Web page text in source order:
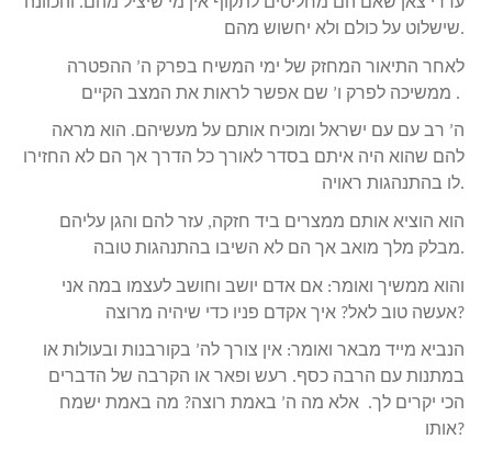
שישלוט על כולם ולא יחשוש מהם.
לאחר התיאור המחזק של ימי המשיח בפרק ה’ ההפטרה
ממשיכה לפרק ו’ שם אפשר לראות את המצב הקיים .
ה’ רב עם עם ישראל ומוכיח אותם על מעשיהם. הוא מראה
להם שהוא היה איתם בסדר לאורך כל הדרך אך הם לא החזירו
לו בהתנהגות ראויה.
הוא הוציא אותם ממצרים ביד חזקה, עזר להם והגן עליהם
מבלק מלך מואב אך הם לא השיבו בהתנהגות טובה.
והוא ממשיך ואומר: אם אדם יושב וחושב לעצמו במה אני
אעשה טוב לאל? איך אקדם פניו כדי שיהיה מרוצה?
הנביא מייד מבאר ואומר: אין צורך לה’ בקורבנות ובעולות או
במתנות עם הרבה כסף. רעש ופאר או הקרבה של הדברים
הכי יקרים לך. אלא מה ה’ באמת רוצה? מה באמת ישמח
אותו?